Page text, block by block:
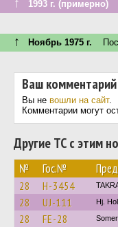
↑ 1993 г. (примерно)
↑ Ноябрь 1975 г.
Ваш комментарий
Вы не вошли на сайт.
Комментарии могут
Другие ТС с этим
№ Гос.№
28 H-3454
28 UJ-111 Hj.
28 FE-28